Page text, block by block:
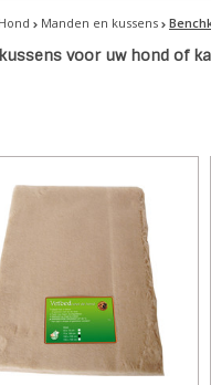
Hond Manden en kussens
voor uw hond of